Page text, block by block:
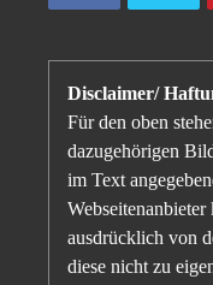
Disclaimer/
Für den oben
dazugehörigen
im Text
ausdrücklich von
diese nicht zu